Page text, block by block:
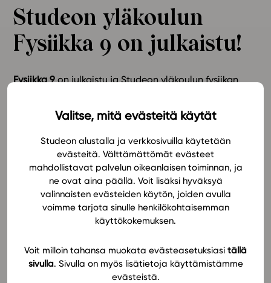
Valitse, mitä evästeitä käytät
Studeon alustalla ja verkkosivuilla käytetään
evästeitä. Välttämättömät evästeet
mahdollistavat palvelun oikeanlaisen toiminnan, ja
ne ovat aina päällä. Voit lisäksi hyväksyä
valinnaisten evästeiden käytön, joiden avulla
voimme tarjota sinulle henkilökohtaisemman
käyttökokemuksen.
Voit milloin tahansa muokata evästeasetuksiasi tällä
sivulla. Sivulla on myös lisätietoja käyttämistämme
evästeistä.
Ominaisuudet
Tapahtumakalenteri
Webinaari­tallenteet
Yhteisö
Suosittelut
Ohjevideot
Tietoa meistä
Eettiset periaatteet tekoälyn käyttöön
Tilaa uutiskirje
Studeon yläkoulun
Fysiikka 9 on julkaistu!
Fysiikka 9on julkaistu ja Studeon yläkoulun fysiikan
Uusi oppimateriaali vie tutkimaan magneettisia ja
sähköisiä ilmiöitä sekä säteilyä eri muodoissaan.
Liikkeelle tässäkin materiaalissa lähdetään oppilaan
maailmasta ja omista havainnoista. Materiaali
kannustaa oppilaita monipuolisten työtapojen
omaksumiseen sekä arvioimaan omaa oppimistaan.
Jos sinulla on opettajan tunnukset Studeoon,pääset
tutustumaan materiaaliin Studeossa